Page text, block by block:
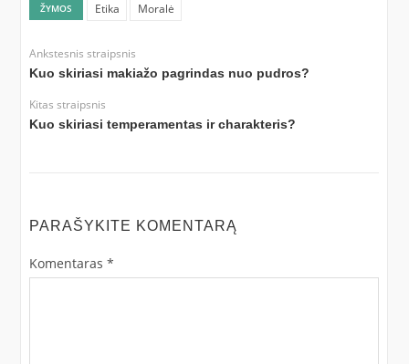
ŽYMOS Etika Moralė
Ankstesnis straipsnis
Kuo skiriasi makiažo pagrindas nuo pudros?
Kitas straipsnis
Kuo skiriasi temperamentas ir charakteris?
PARAŠYKITE KOMENTARĄ
Komentaras *